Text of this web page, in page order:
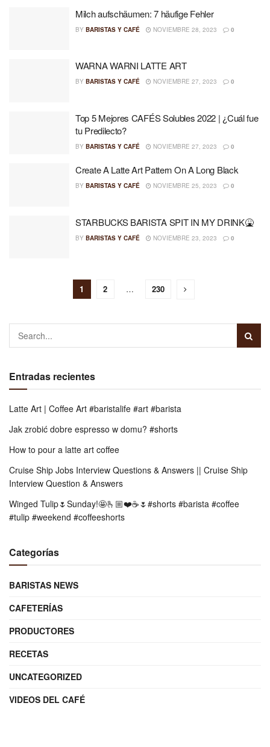
Milch aufschäumen: 7 häufige Fehler
BY BARISTAS Y CAFÉ NOVIEMBRE 28, 2023 0
WARNA WARNI LATTE ART
BY BARISTAS Y CAFÉ NOVIEMBRE 27, 2023 0
Top 5 Mejores CAFÉS Solubles 2022 | ¿Cuál fue
tu Predilecto?
BY BARISTAS Y CAFÉ NOVIEMBRE 27, 2023 0
Create A Latte Art Pattern On A Long Black
BY BARISTAS Y CAFÉ NOVIEMBRE 25, 2023 0
STARBUCKS BARISTA SPIT IN MY DRINK🤮
BY BARISTAS Y CAFÉ NOVIEMBRE 23, 2023 0
1 2 … 230
Entradas recientes
Latte Art | Coffee Art #baristalife #art #barista
Jak zrobić dobre espresso w domu? #shorts
How to pour a latte art coffee
Cruise Ship Jobs Interview Questions & Answers || Cruise Ship
Interview Question & Answers
Winged Tulip🌷Sunday!🤩🫰🏼❤️☕️🌷#shorts #barista #coffee
#tulip #weekend #coffeeshorts
Categorías
BARISTAS NEWS
CAFETERÍAS
PRODUCTORES
RECETAS
UNCATEGORIZED
VIDEOS DEL CAFÉ